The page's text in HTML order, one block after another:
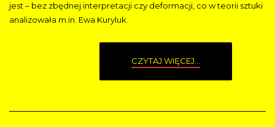
jest – bez zbędnej interpretacji czy deformacji, co w teorii sztuki
analizowała m.in. Ewa Kuryluk.
CZYTAJ WIĘCEJ...